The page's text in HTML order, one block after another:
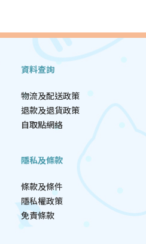
資料查詢
物流及配送政策
退款及退貨政策
自取點網絡
隱私及條款
條款及條件
隱私權政策
免責條款